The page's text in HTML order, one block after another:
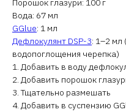
Порошок глазури: 100 г
Вода: 67 мл
GGlue: 1 мл
Дефлокулянт DSP-3: 1–2 мл
водопоглощения черепка)
1. Добавить в воду
2. Добавить порошок
3. Тщательно размешать
4. Добавить в суспензию